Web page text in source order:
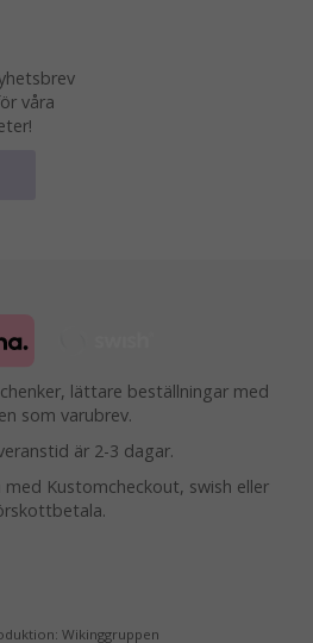
våra
lättare beställningar med
som varubrev.
är 2-3 dagar.
Kustomcheckout, swish eller
Wikinggruppen